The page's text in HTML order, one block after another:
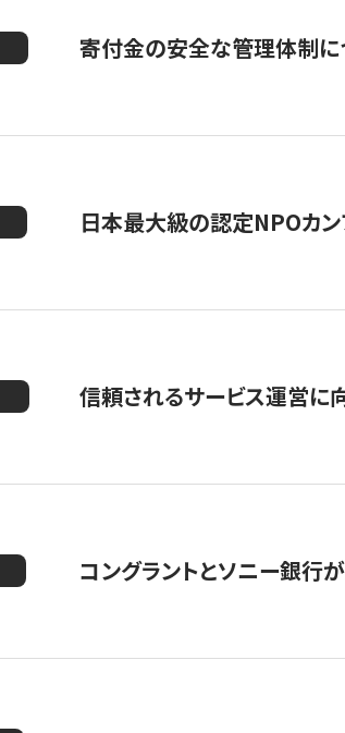
寄付金の安全な管理体制に
日本最大級の認定NPOカ
信頼されるサービス運営に
コングラントとソニー銀行